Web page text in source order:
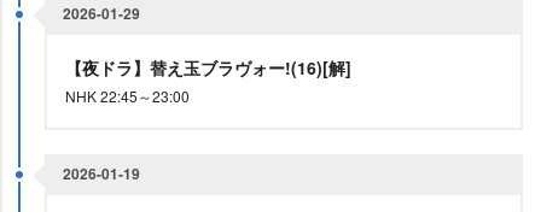
2026-01-29
【夜ドラ】替え玉ブラヴォー!(16)[解]
NHK 22:45～23:00
2026-01-19